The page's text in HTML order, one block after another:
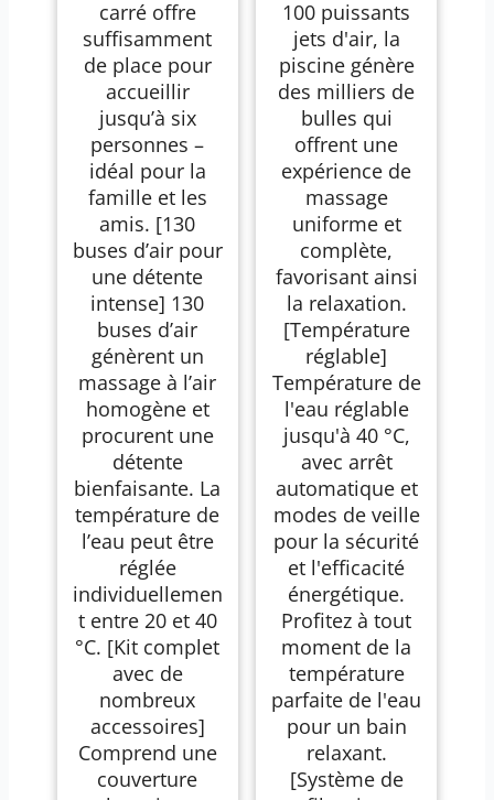
carré offre
suffisamment
de place pour
accueillir
jusqu’à six
personnes –
idéal pour la
famille et les
amis. [130
buses d’air pour
une détente
intense] 130
buses d’air
génèrent un
massage à l’air
homogène et
procurent une
détente
bienfaisante. La
température de
l’eau peut être
réglée
individuellemen
t entre 20 et 40
°C. [Kit complet
avec de
nombreux
accessoires]
Comprend une
couverture
100 puissants
jets d'air, la
piscine génère
des milliers de
bulles qui
offrent une
expérience de
massage
uniforme et
complète,
favorisant ainsi
la relaxation.
[Température
réglable]
Température de
l'eau réglable
jusqu'à 40 °C,
avec arrêt
automatique et
modes de veille
pour la sécurité
et l'efficacité
énergétique.
Profitez à tout
moment de la
température
parfaite de l'eau
pour un bain
relaxant.
[Système de